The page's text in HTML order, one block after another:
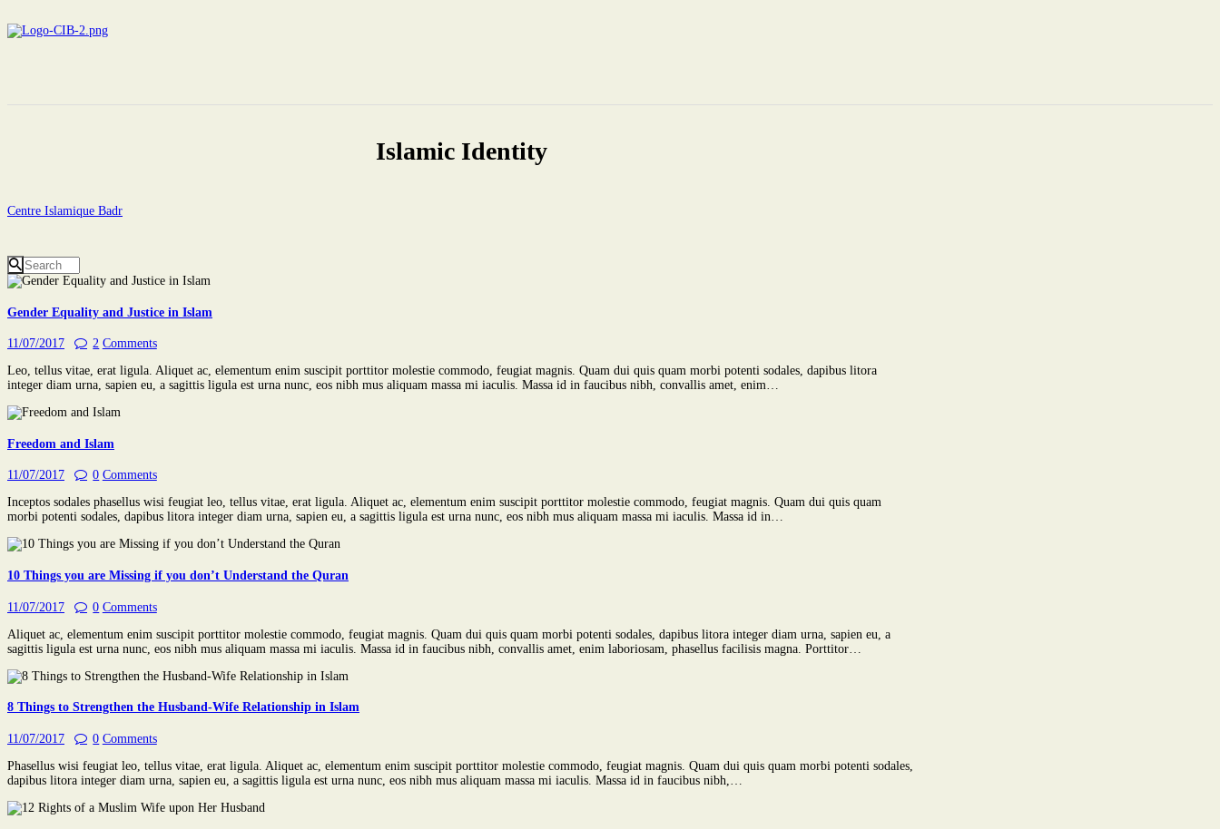
Islamic Identity
Centre Islamique Badr
Gender Equality and Justice in Islam
11/07/2017 2 Comments
Leo, tellus vitae, erat ligula. Aliquet ac, elementum enim suscipit porttitor molestie commodo, feugiat magnis. Quam dui quis quam morbi potenti sodales, dapibus litora
integer diam urna, sapien eu, a sagittis ligula est urna nunc, eos nibh mus aliquam massa mi iaculis. Massa id in faucibus nibh, convallis amet, enim…
Freedom and Islam
11/07/2017 0 Comments
Inceptos sodales phasellus wisi feugiat leo, tellus vitae, erat ligula. Aliquet ac, elementum enim suscipit porttitor molestie commodo, feugiat magnis. Quam dui quis quam
morbi potenti sodales, dapibus litora integer diam urna, sapien eu, a sagittis ligula est urna nunc, eos nibh mus aliquam massa mi iaculis. Massa id in…
10 Things you are Missing if you don’t Understand the Quran
11/07/2017 0 Comments
Aliquet ac, elementum enim suscipit porttitor molestie commodo, feugiat magnis. Quam dui quis quam morbi potenti sodales, dapibus litora integer diam urna, sapien eu, a
sagittis ligula est urna nunc, eos nibh mus aliquam massa mi iaculis. Massa id in faucibus nibh, convallis amet, enim laboriosam, phasellus facilisis magna. Porttitor…
8 Things to Strengthen the Husband-Wife Relationship in Islam
11/07/2017 0 Comments
Phasellus wisi feugiat leo, tellus vitae, erat ligula. Aliquet ac, elementum enim suscipit porttitor molestie commodo, feugiat magnis. Quam dui quis quam morbi potenti sodales,
dapibus litora integer diam urna, sapien eu, a sagittis ligula est urna nunc, eos nibh mus aliquam massa mi iaculis. Massa id in faucibus nibh,…